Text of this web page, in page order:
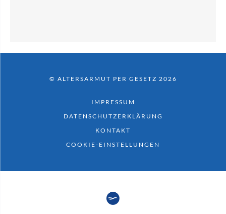
© ALTERSARMUT PER GESETZ 2026
IMPRESSUM
DATENSCHUTZERKLÄRUNG
KONTAKT
COOKIE-EINSTELLUNGEN